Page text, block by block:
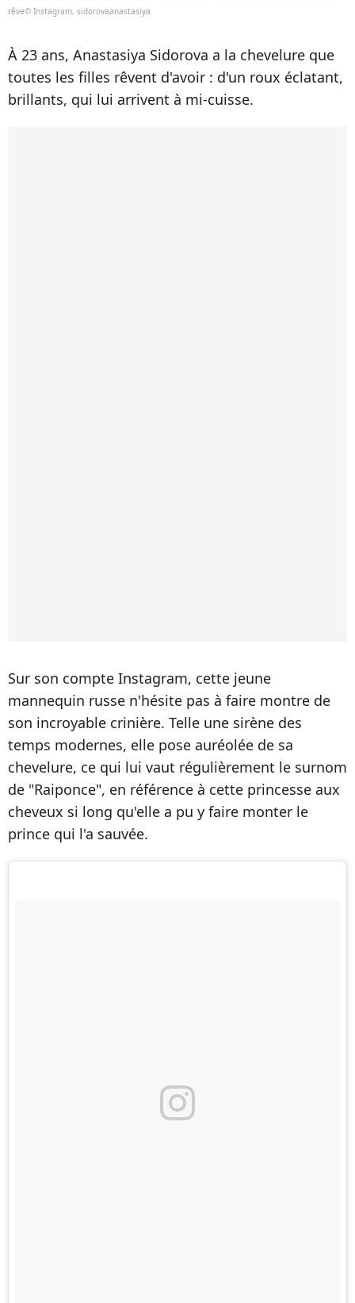
rêve© Instagram, sidorovaanastasiya
À 23 ans, Anastasiya Sidorova a la chevelure que
toutes les filles rêvent d'avoir : d'un roux éclatant,
brillants, qui lui arrivent à mi-cuisse.
Sur son compte Instagram, cette jeune
mannequin russe n'hésite pas à faire montre de
son incroyable crinière. Telle une sirène des
temps modernes, elle pose auréolée de sa
chevelure, ce qui lui vaut régulièrement le surnom
de "Raiponce", en référence à cette princesse aux
cheveux si long qu'elle a pu y faire monter le
prince qui l'a sauvée.